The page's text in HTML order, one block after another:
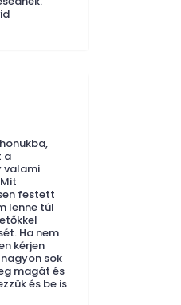
a
valami
festett
lenne túl
Ha nem
kérjen
sok
magát és
és be is